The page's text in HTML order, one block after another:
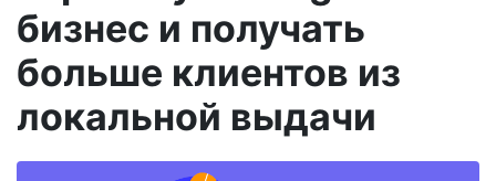
бизнес и получать
больше клиентов из
локальной выдачи